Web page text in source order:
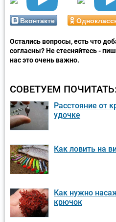
Вконтакте
Остались вопросы, есть что
согласны? Не стесняйтесь -
нас это очень важно.
СОВЕТУЕМ ПОЧИТАТЬ:
Расстояние от
удочке
Как ловить на
Как нужно
крючок